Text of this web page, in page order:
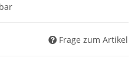
Frage zum Artikel